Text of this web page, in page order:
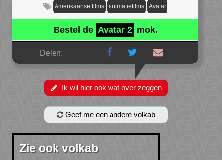
Amerikaanse films animatiefilms Avatar
Bestel de Avatar 2 mok.
Delen:
Ik wil hier ook wat over zeggen
Geef me een andere volkab
Zie ook volkab